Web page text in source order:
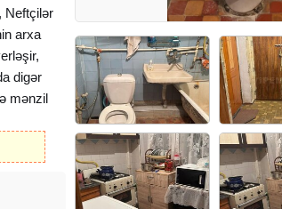
Neftçilər
arxa
digər
mənzil